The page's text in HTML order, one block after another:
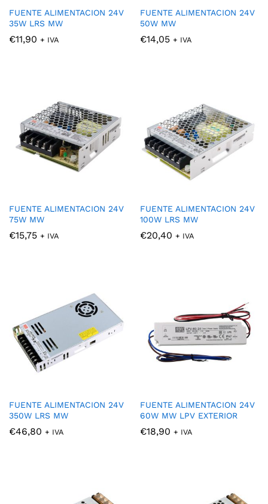
FUENTE ALIMENTACION 24V
35W LRS MW
€11,90 + IVA
FUENTE ALIMENTACION 24V
50W MW
€14,05 + IVA
FUENTE ALIMENTACION 24V
75W MW
€15,75 + IVA
FUENTE ALIMENTACION 24V
100W LRS MW
€20,40 + IVA
FUENTE ALIMENTACION 24V
350W LRS MW
€46,80 + IVA
FUENTE ALIMENTACION 24V
60W MW LPV EXTERIOR
€18,90 + IVA